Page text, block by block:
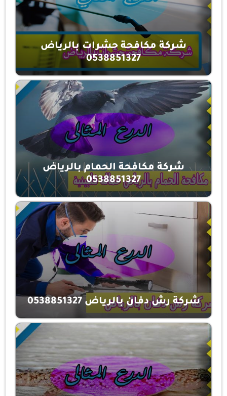
شركة مكافحة حشرات بالرياض
0538851327
شركة مكافحة الحمام بالرياض
0538851327
شركة رش دفان بالرياض 0538851327